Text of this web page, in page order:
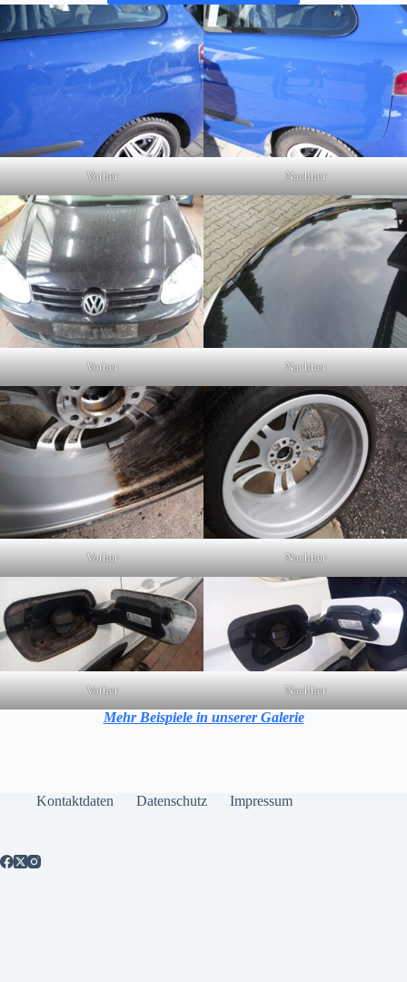
Vorher Nachher
Vorher Nachher
Vorher Nachher
Vorher Nachher
Mehr Beispiele in unserer Galerie
Kontaktdaten Datenschutz Impressum